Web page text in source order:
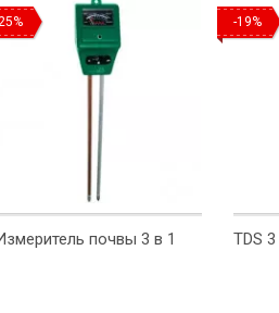
почвы 3 в 1
-19%
TDS